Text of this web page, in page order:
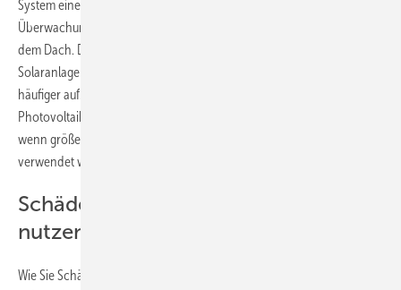
System eine Weltneuheit vorgestellt: Eine permanente und detaillierte
Überwachung von Schneelasten auf der Photovoltaikanlage und auf
dem Dach. Das ist vor allem für Planer und Betriebsführer von
Solaranlagen wichtig. Denn Starkwetterereignisse treten immer
häufiger auf. Vor allem heftige Schneefälle können
Photovoltaikanlagen in ihrer Lebensdauer beeinflussen, vor allem
wenn größere Module mit niedrigeren Grenzwerten für die Belastung
verwendet werden.
Schäden vermeiden – mehr Flächen
nutzen
Wie Sie Schäden an den Modulen und höheren Wartungskosten